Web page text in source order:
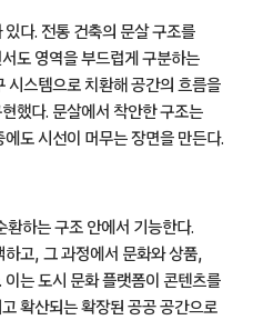
다. 전통 건축의 문살 구조를
도 영역을 부드럽게 구분하는